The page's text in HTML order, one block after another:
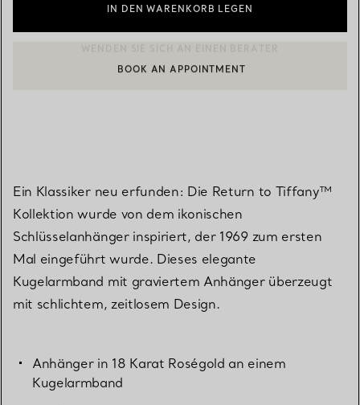
IN DEN WARENKORB LEGEN
EINEN KUNDENBERATER KONTAKTIEREN ODER EINEN
BOOK AN APPOINTMENT
Ein Klassiker neu erfunden: Die Return to Tiffany™
Kollektion wurde von dem ikonischen
Schlüsselanhänger inspiriert, der 1969 zum ersten
Mal eingeführt wurde. Dieses elegante
Kugelarmband mit graviertem Anhänger überzeugt
mit schlichtem, zeitlosem Design.
Anhänger in 18 Karat Roségold an einem
Kugelarmband